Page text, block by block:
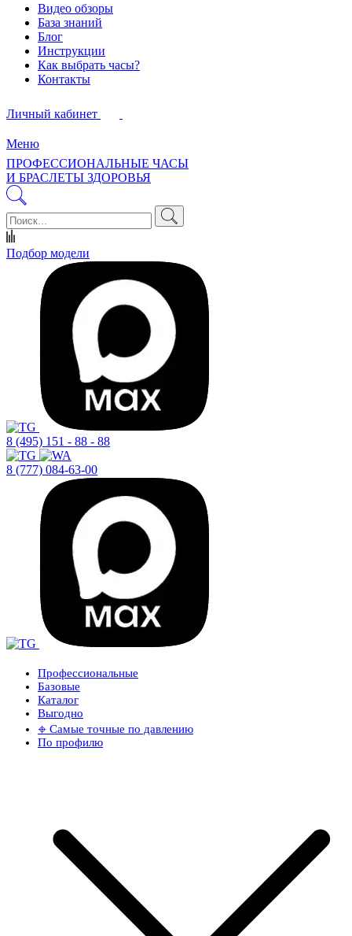
Видео обзоры
База знаний
Блог
Инструкции
Как выбрать часы?
Контакты
Личный кабинет
Меню
ПРОФЕССИОНАЛЬНЫЕ ЧАСЫ
И БРАСЛЕТЫ ЗДОРОВЬЯ
Подбор модели
8 (495) 151 - 88 - 88
8 (777) 084-63-00
Профессиональные
Базовые
Каталог
Выгодно
𖦏 Самые точные по давлению
По профилю